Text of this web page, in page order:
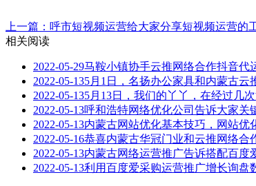
上一篇：呼市短视频运营​给大家分享短视频运营的
相关阅读
2022-05-29马鞍小镇协手云推网络合作抖音代
2022-05-135月1日，名扬办公家具和内蒙古
2022-05-135月13日，我们的丫丫，在经过几
2022-05-13呼和浩特网络优化公司告诉大家关
2022-05-13内蒙古网站优化基本技巧，网站优
2022-05-16恭喜内蒙古华冠门业和云推网络合
2022-05-13内蒙古网络运营推广告诉搭配百度
2022-05-13利用百度爱采购运营推广增长询盘